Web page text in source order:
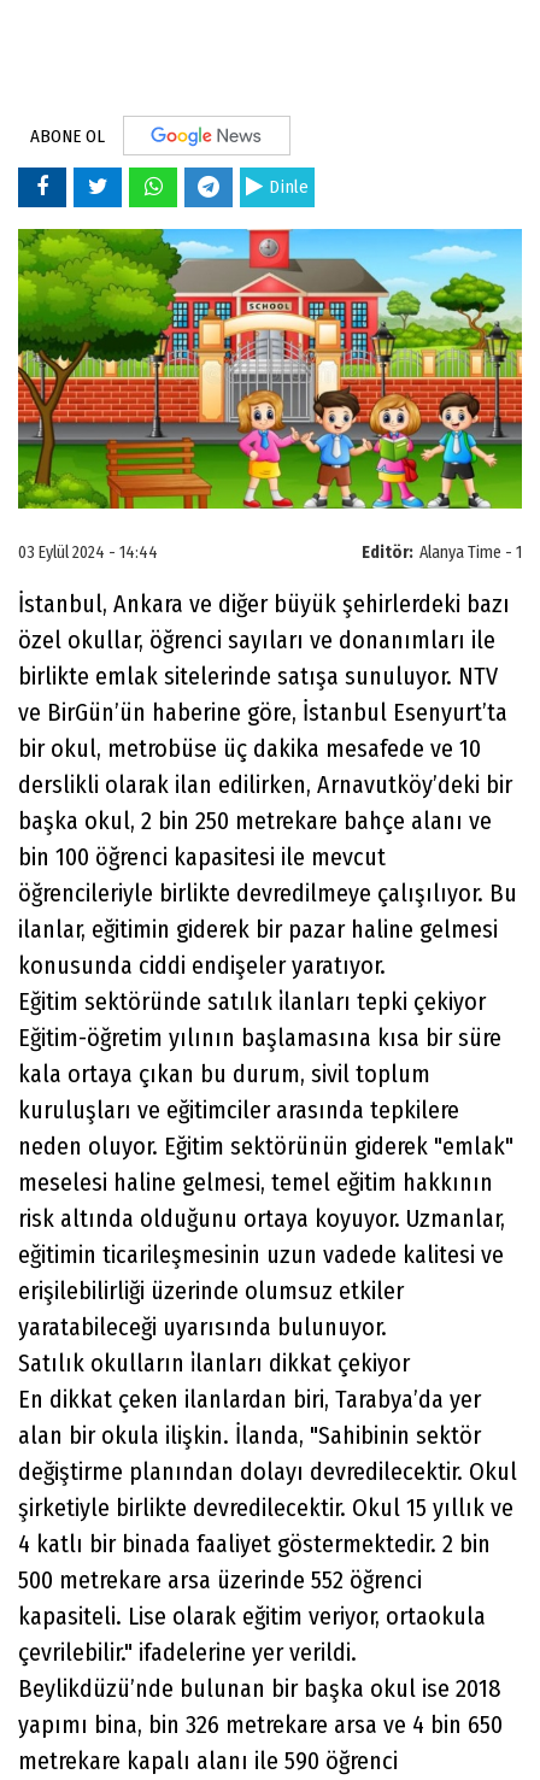
ABONE OL
Dinle
Editör: Alanya Time - 1
03 Eylül 2024 - 14:44
İstanbul, Ankara ve diğer büyük şehirlerdeki bazı
özel okullar, öğrenci sayıları ve donanımları ile
birlikte emlak sitelerinde satışa sunuluyor. NTV
ve BirGün’ün haberine göre, İstanbul Esenyurt’ta
bir okul, metrobüse üç dakika mesafede ve 10
derslikli olarak ilan edilirken, Arnavutköy’deki bir
başka okul, 2 bin 250 metrekare bahçe alanı ve
bin 100 öğrenci kapasitesi ile mevcut
öğrencileriyle birlikte devredilmeye çalışılıyor. Bu
ilanlar, eğitimin giderek bir pazar haline gelmesi
konusunda ciddi endişeler yaratıyor.
Eğitim sektöründe satılık i̇lanları tepki çekiyor
Eğitim-öğretim yılının başlamasına kısa bir süre
kala ortaya çıkan bu durum, sivil toplum
kuruluşları ve eğitimciler arasında tepkilere
neden oluyor. Eğitim sektörünün giderek "emlak"
meselesi haline gelmesi, temel eğitim hakkının
risk altında olduğunu ortaya koyuyor. Uzmanlar,
eğitimin ticarileşmesinin uzun vadede kalitesi ve
erişilebilirliği üzerinde olumsuz etkiler
yaratabileceği uyarısında bulunuyor.
Satılık okulların i̇lanları dikkat çekiyor
En dikkat çeken ilanlardan biri, Tarabya’da yer
alan bir okula ilişkin. İlanda, "Sahibinin sektör
değiştirme planından dolayı devredilecektir. Okul
şirketiyle birlikte devredilecektir. Okul 15 yıllık ve
4 katlı bir binada faaliyet göstermektedir. 2 bin
500 metrekare arsa üzerinde 552 öğrenci
kapasiteli. Lise olarak eğitim veriyor, ortaokula
çevrilebilir." ifadelerine yer verildi.
Beylikdüzü’nde bulunan bir başka okul ise 2018
yapımı bina, bin 326 metrekare arsa ve 4 bin 650
metrekare kapalı alanı ile 590 öğrenci